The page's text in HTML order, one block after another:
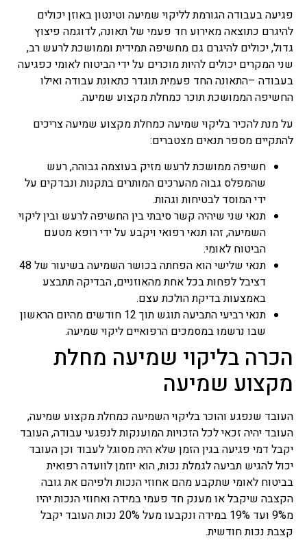
פגיעה בעבודה הגורמת לליקוי שמיעה וטינטון באוזן יכולים
להיגרם כתוצאה מאירוע חד פעמי של תאונה, לדוגמה פיצוץ
גדול, יכולים להיגרם גם מחשיפה תמידית וממושכת לרעש רב,
שני המקרים יכולים להיות מוכרים על ידי הביטוח לאומי כפגיעה
בעבודה –התאונה החד פעמית תוגדר כתאונת עבודה ואילו
החשיפה הממושכת תוכר כמחלת מקצוע שמיעה.
על מנת להכיר בליקוי שמיעה כמחלת מקצוע שמיעה צריכים
להתקיים מספר תנאים מצטברים:
חשיפה ממושכת לרעש מזיק בעוצמה גבוהה, רעש
שהמפלס גבוה מהערכים המותרים בתקנות ונבדקים על
ידי המוסד לבטיחות וגהות.
תנאי שני שיהיה קשר סיבתי בין החשיפה לרעש ובין ליקוי
השמיעה, זהו תנאי רפואי ויקבע על ידי רופא מטעם
הביטוח לאומי.
תנאי שלישי הוא הפחתה בכושר השמיעה בשיעור של 48
דציבל לפחות בכל אחת מהאוזניים, הבדיקה תתבצע
באמצעות בדיקת הולכת עצם.
תנאי רביעי התביעה תוגש תוך 12 חודשים מהיום הראשון
שבו נרשמו במסמכים הרפואיים ליקוי שמיעה.
הכרה בליקוי שמיעה מחלת
מקצוע שמיעה
העובד שנפגע והוכר בליקוי השמיעה כמחלת מקצוע שמיעה,
העובד יהיה זכאי לכל הזכויות המוענקות לנפגעי עבודה, העובד
יקבל דמי פגיעה בגין הזמן שלא היה מסוגל לעבוד וכן העובד
יכול להגיש תביעה לגמלת נכות, הוא יוזמן לוועדה רפואית
בביטוח לאומי שתקבע מהם אחוזי הנכות ולפיהם את גובה
הקצבה שיקבל או מענק חד פעמי במידה ואחוזי הנכות יהיו
מ9% ועד 19% במידה ונקבעו מעל 20% נכות העובד יקבל
קצבת נכות חודשית.